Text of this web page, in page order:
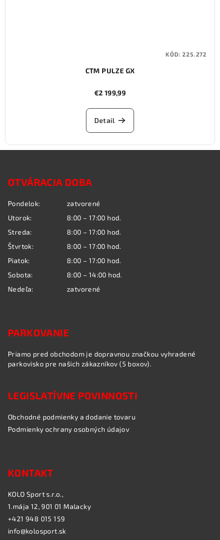
CTM PULZE GX
€2 199,99
Detail
KÓD:225.272
OTVÁRACIA DOBA
Pondelok:
zatvorené
Utorok:
8:00 – 17:00 hod.
Streda:
8:00 – 17:00 hod.
Štvrtok:
8:00 – 17:00 hod.
Piatok:
8:00 – 17:00 hod.
Sobota:
8:00 – 14:00 hod.
Nedeľa:
zatvorené
PARKOVANIE
Priamo pred obchodom je dopravnou značkou vyhradené
parkovisko pre našich zákazníkov (5 boxov).
LEGISLATÍVNE POVINNOSTI
Obchodné podmienky a dodanie tovaru
Podmienky ochrany osobných údajov
KONTAKT
KOLO Sport s.r.o.,
1.mája 12, 901 01 Malacky
+421 948 015 159
info@kolosport.sk